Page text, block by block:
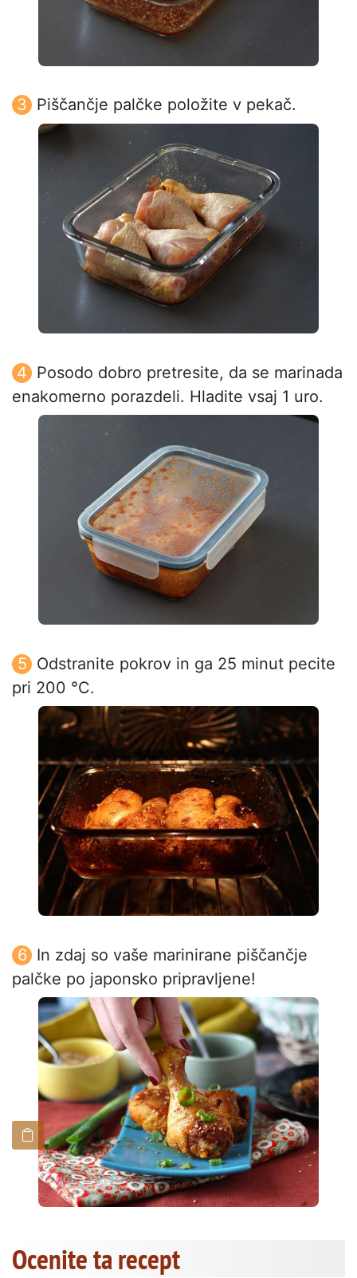
Piščančje palčke položite v pekač.
Posodo dobro pretresite, da se marinada
enakomerno porazdeli. Hladite vsaj 1 uro.
Odstranite pokrov in ga 25 minut pecite
pri 200 °C.
In zdaj so vaše marinirane piščančje
palčke po japonsko pripravljene!
Ocenite ta recept